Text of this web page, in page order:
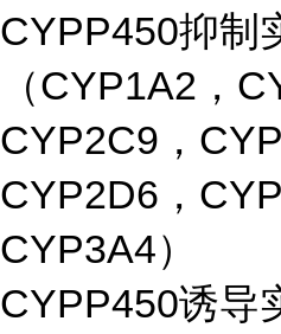
CYPP450抑制
（CYP1A2，
CYP2C9，
CYP2D6，
CYP3A4）
CYPP450诱导